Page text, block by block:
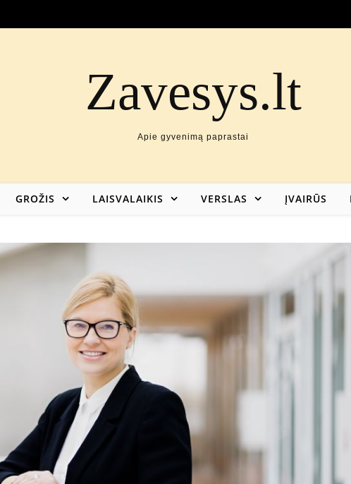
Zavesys.lt
Apie gyvenimą paprastai
GROŽIS LAISVALAIKIS VERSLAS ĮVAIRŪS